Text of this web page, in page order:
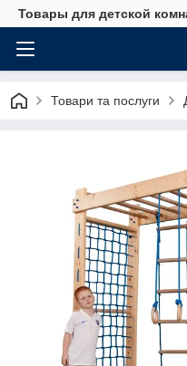
Товары для детской
Товари та послуги